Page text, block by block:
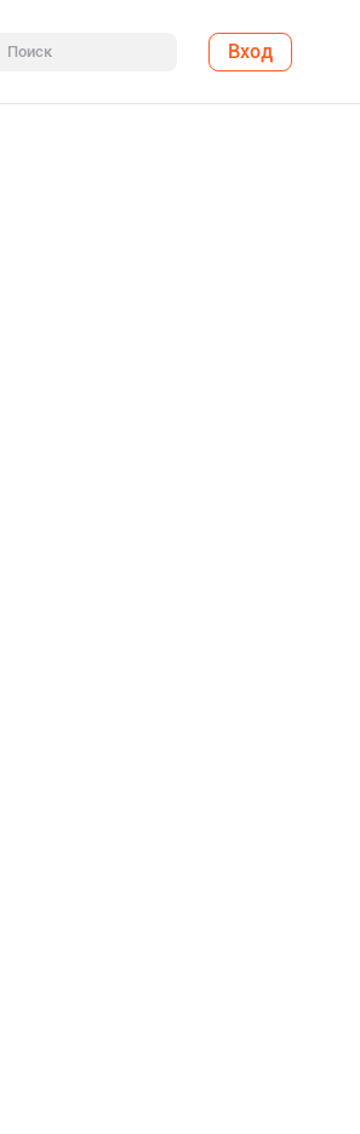
Вход